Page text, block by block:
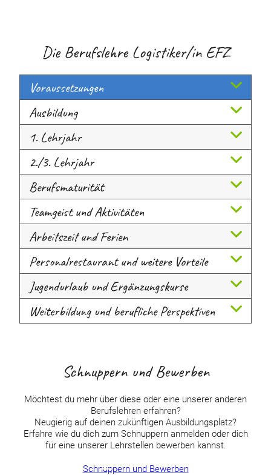
Die Berufslehre Logistiker/in EFZ
Voraussetzungen
Ausbildung
1. Lehrjahr
2./3. Lehrjahr
Berufsmaturität
Teamgeist und Aktivitäten
Arbeitszeit und Ferien
Personalrestaurant und weitere Vorteile
Jugendurlaub und Ergänzungskurse
Weiterbildung und berufliche Perspektiven
Schnuppern und Bewerben
Möchtest du mehr über diese oder eine unserer anderen
Berufslehren erfahren?
Neugierig auf deinen zukünftigen Ausbildungsplatz?
Erfahre wie du dich zum Schnuppern anmelden oder dich
für eine unserer Lehrstellen bewerben kannst.
Schnuppern und Bewerben